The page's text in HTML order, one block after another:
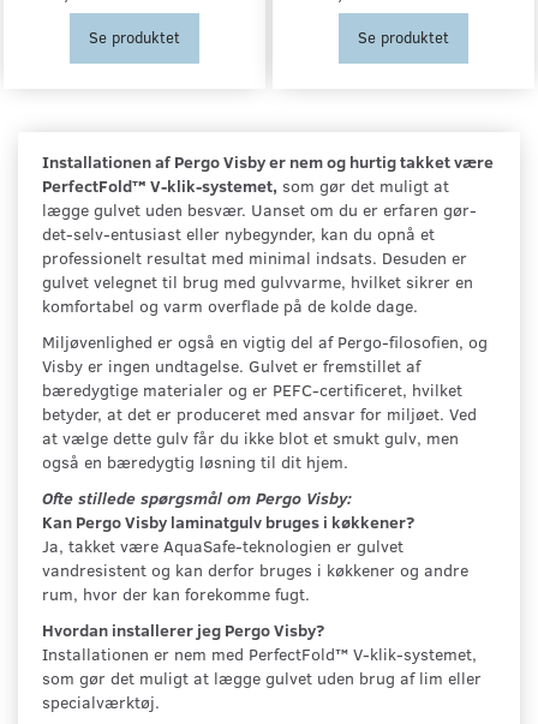
Se produktet Se produktet
Installationen af Pergo Visby er nem og hurtig takket være
PerfectFold™ V-klik-systemet, som gør det muligt at
lægge gulvet uden besvær. Uanset om du er erfaren gør-
det-selv-entusiast eller nybegynder, kan du opnå et
professionelt resultat med minimal indsats. Desuden er
gulvet velegnet til brug med gulvvarme, hvilket sikrer en
komfortabel og varm overflade på de kolde dage.
Miljøvenlighed er også en vigtig del af Pergo-filosofien, og
Visby er ingen undtagelse. Gulvet er fremstillet af
bæredygtige materialer og er PEFC-certificeret, hvilket
betyder, at det er produceret med ansvar for miljøet. Ved
at vælge dette gulv får du ikke blot et smukt gulv, men
også en bæredygtig løsning til dit hjem.
Ofte stillede spørgsmål om Pergo Visby:
Kan Pergo Visby laminatgulv bruges i køkkener?
Ja, takket være AquaSafe-teknologien er gulvet
vandresistent og kan derfor bruges i køkkener og andre
rum, hvor der kan forekomme fugt.
Hvordan installerer jeg Pergo Visby?
Installationen er nem med PerfectFold™ V-klik-systemet,
som gør det muligt at lægge gulvet uden brug af lim eller
specialværktøj.